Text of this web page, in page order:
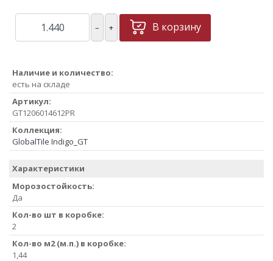
– + В корзину
Наличие и количество:
есть на складе
Артикул:
GT1206014612PR
Коллекция:
GlobalTile Indigo_GT
Характеристики
Морозостойкость:
Да
Кол-во шт в коробке:
2
Кол-во м2 (м.п.) в коробке:
1,44